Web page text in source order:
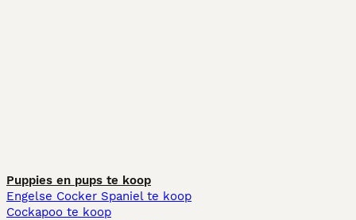
Puppies en pups te koop
Engelse Cocker Spaniel te koop
Cockapoo te koop